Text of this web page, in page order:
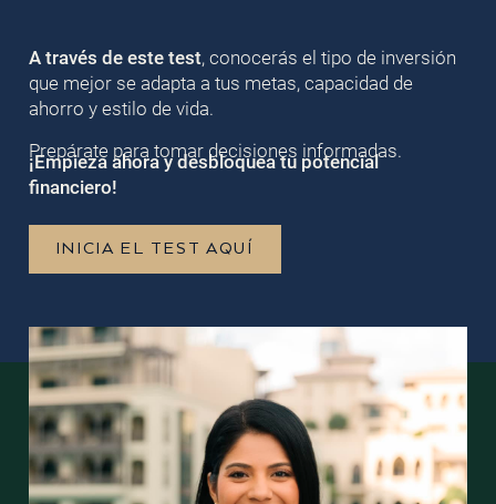
A través de este test, conocerás el tipo de inversión
que mejor se adapta a tus metas, capacidad de
ahorro y estilo de vida.
Prepárate para tomar decisiones informadas.
¡Empieza ahora y desbloquea tu potencial
financiero!
INICIA EL TEST AQUÍ